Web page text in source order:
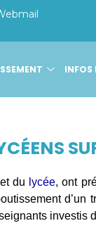
INFOS
et du lycée, ont
d’un
investis